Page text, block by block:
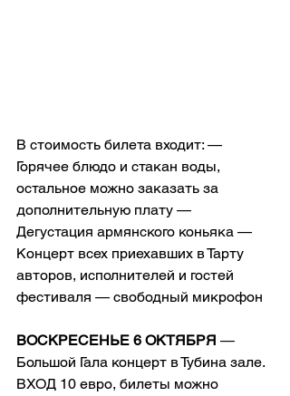
В стоимость билета входит: —
Горячее блюдо и стакан воды,
остальное можно заказать за
дополнительную плату —
Дегустация армянского коньяка —
Концерт всех приехавших в Тарту
авторов, исполнителей и гостей
фестиваля — свободный микрофон
ВОСКРЕСЕНЬЕ 6 ОКТЯБРЯ —
Большой Гала концерт в Тубина зале.
ВХОД 10 евро, билеты можно